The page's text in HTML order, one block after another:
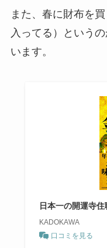
また、春に財布を
入ってる）という
います。
日本一の開運寺
KADOKAWA
口コミを見る